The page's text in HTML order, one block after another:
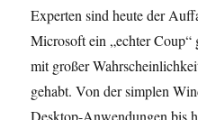
Experten sind heute der
Microsoft ein „echter Coup“
mit großer
gehabt. Von der simplen